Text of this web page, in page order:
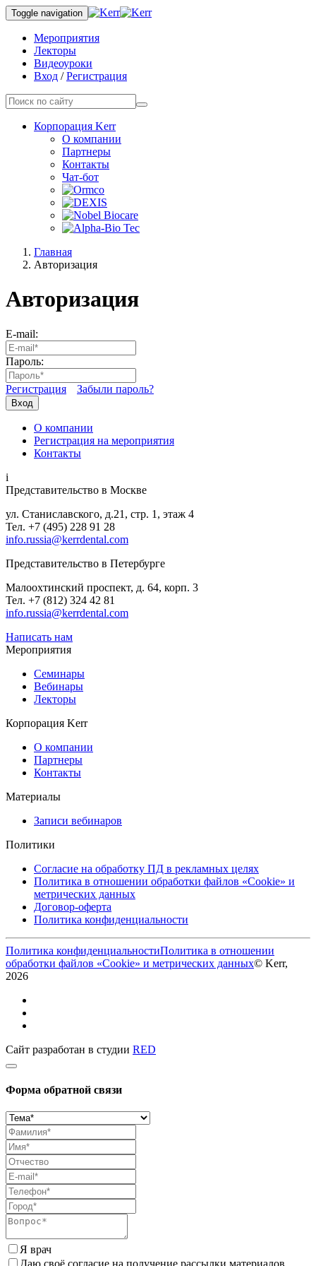
Toggle navigation
Мероприятия
Лекторы
Видеоуроки
Вход /Регистрация
Корпорация Kerr
О компании
Партнеры
Контакты
Чат-бот
Главная
Авторизация
Авторизация
E-mail:
Пароль:
Регистрация Забыли пароль?
Вход
О компании
Регистрация на мероприятия
Контакты
i
Представительство в Москве
ул. Станиславского, д.21, стр. 1, этаж 4
Тел. +7 (495) 228 91 28
info.russia@kerrdental.com
Представительство в Петербурге
Малоохтинский проспект, д. 64, корп. 3
Тел. +7 (812) 324 42 81
info.russia@kerrdental.com
Написать нам
Мероприятия
Семинары
Вебинары
Лекторы
Корпорация Kerr
О компании
Партнеры
Контакты
Материалы
Записи вебинаров
Политики
Согласие на обработку ПД в рекламных целях
Политика в отношении обработки файлов «Cookie» и
метрических данных
Договор-оферта
Политика конфиденциальности
Политика конфиденциальностиПолитика в отношении
обработки файлов «Cookie» и метрических данных© Kerr,
2026
Сайт разработан в студии RED
Форма обратной связи
Я врач